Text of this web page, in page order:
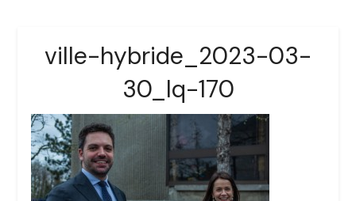
ville-hybride_2023-03-
30_lq-170